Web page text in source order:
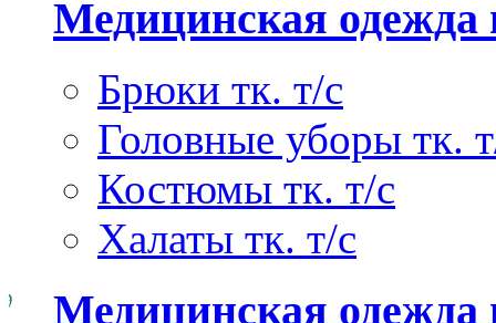
Медицинская одежда
Брюки тк. т/с
Головные уборы тк.
Костюмы тк. т/с
Халаты тк. т/с
Медицинская одежда